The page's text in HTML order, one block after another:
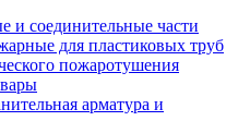
и соединительные части
для пластиковых труб
пожаротушения
арматура и